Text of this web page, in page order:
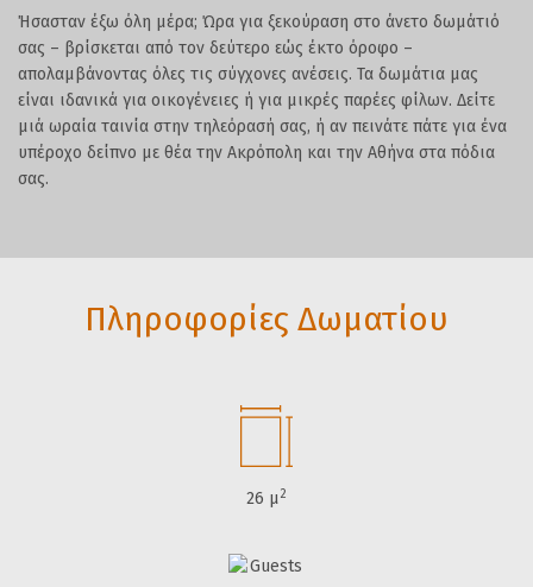
Ήσασταν έξω όλη μέρα; Ώρα για ξεκούραση στο άνετο δωμάτιό
σας – βρίσκεται από τον δεύτερο εώς έκτο όροφο –
απολαμβάνοντας όλες τις σύγχονες ανέσεις. Τα δωμάτια μας
είναι ιδανικά για οικογένειες ή για μικρές παρέες φίλων. Δείτε
μιά ωραία ταινία στην τηλεόρασή σας, ή αν πεινάτε πάτε για ένα
υπέροχο δείπνο με θέα την Ακρόπολη και την Αθήνα στα πόδια
σας.
Πληροφορίες Δωματίου
26 μ2